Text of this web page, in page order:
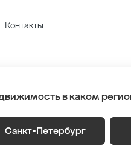
Контакты
в каком
Санкт-Петербург